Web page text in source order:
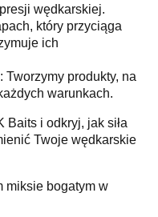
wędkarskiej.
który przyciąga
ich
produkty, na
warunkach.
Baits i odkryj, jak siła
Twoje wędkarskie
miksie bogatym w